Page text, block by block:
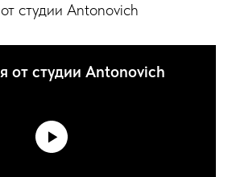
студии Antonovich
от студии Antonovich